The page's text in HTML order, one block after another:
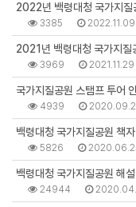
2022년 백령대청 국가지
3385 2022.11.09
2021년 백령대청 국가지질
3969 2021.11.29
국가지질공원 스탬프 투어
4939
백령대청 국가지질공원 책
5826
백령대청 국가지질공원 해
24944